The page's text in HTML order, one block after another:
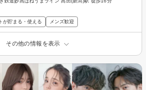
が貯まる・使える メンズ歓迎
その他の情報を表示